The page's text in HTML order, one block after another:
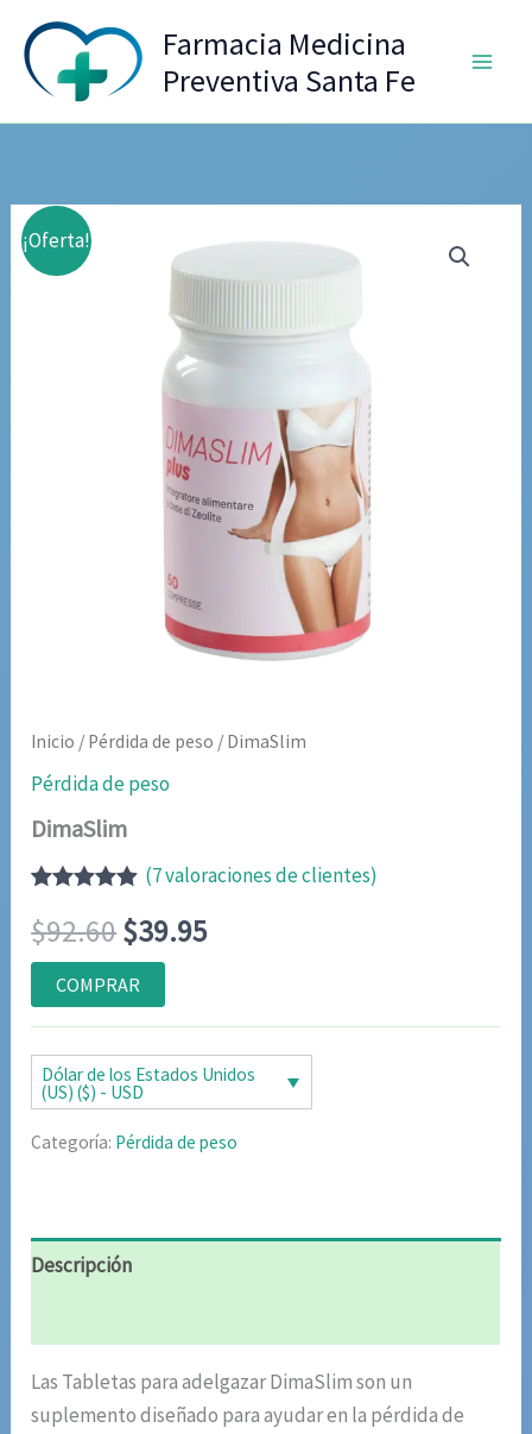
contenido
Farmacia Medicina
Preventiva Santa Fe
¡Oferta!
Inicio / Pérdida de peso / DimaSlim
Pérdida de peso
DimaSlim
con4.83de
5 en base
a
valoraciones
de clientes
(7valoraciones de clientes)
$92.60El
precio
original
era:
$92.60.
$39.95El
actual
es:
$39.95.
COMPRAR
Dólar de los Estados Unidos
(US) ($) - USD
Categoría: Pérdida de peso
Descripción
Las Tabletas para adelgazar DimaSlim son un
suplemento diseñado para ayudar en la pérdida de